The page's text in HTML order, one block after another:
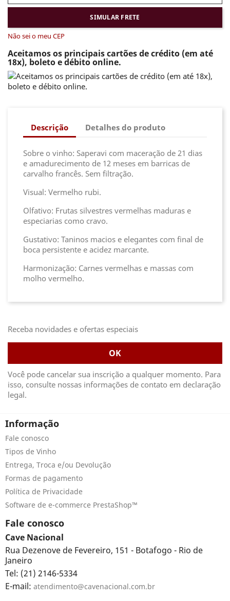
SIMULAR FRETE
Não sei o meu CEP
Aceitamos os principais cartões de crédito (em até
18x), boleto e débito online.
Descrição Detalhes do produto
Sobre o vinho: Saperavi com maceração de 21 dias
e amadurecimento de 12 meses em barricas de
carvalho francês. Sem filtração.
Visual: Vermelho rubi.
Olfativo: Frutas silvestres vermelhas maduras e
especiarias como cravo.
Gustativo: Taninos macios e elegantes com final de
boca persistente e acidez marcante.
Harmonização: Carnes vermelhas e massas com
molho vermelho.
Receba novidades e ofertas especiais
Você pode cancelar sua inscrição a qualquer momento. Para
isso, consulte nossas informações de contato em declaração
legal.
Informação
Fale conosco
Tipos de Vinho
Entrega, Troca e/ou Devolução
Formas de pagamento
Política de Privacidade
Software de e-commerce PrestaShop™
Fale conosco
Cave Nacional
Rua Dezenove de Fevereiro, 151 - Botafogo - Rio de
Janeiro
Tel: (21) 2146-5334
E-mail: atendimento@cavenacional.com.br